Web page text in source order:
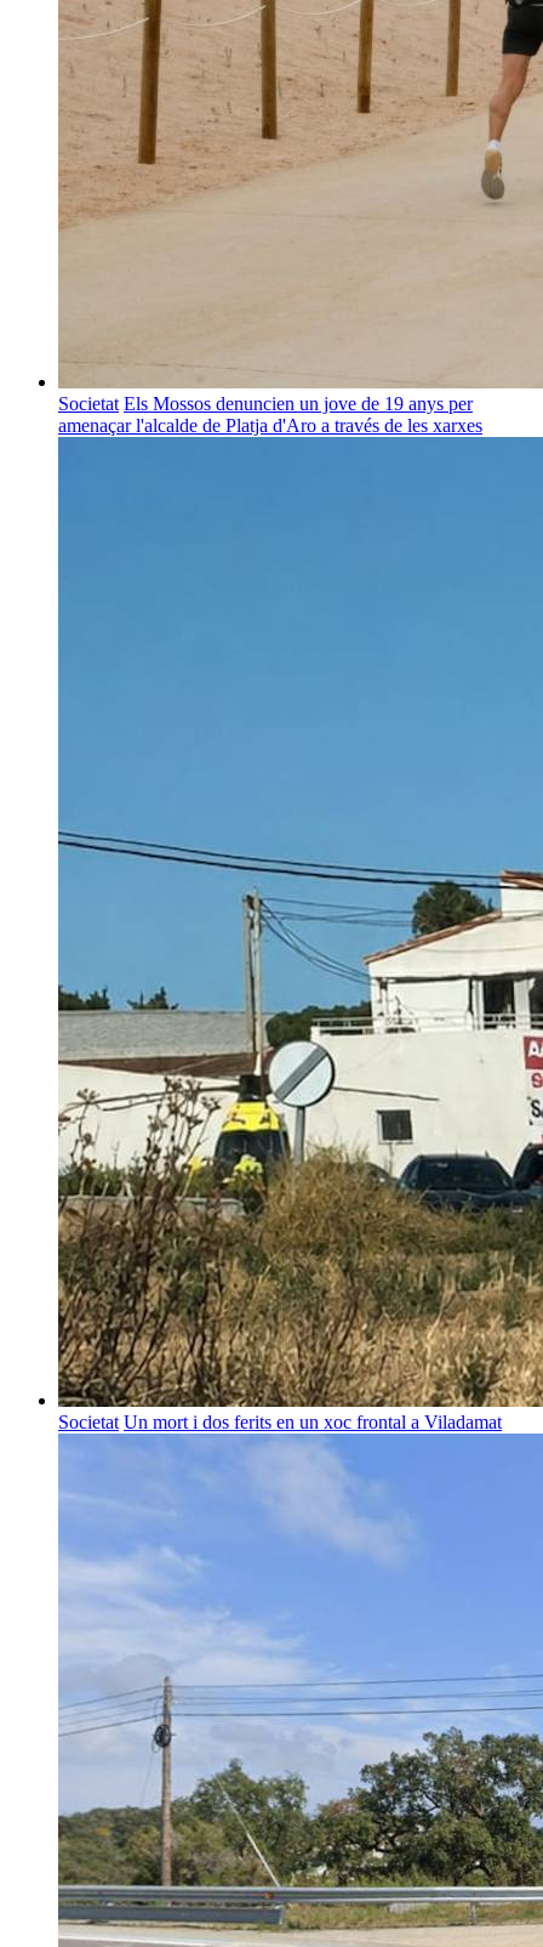
Societat Els Mossos denuncien un jove de 19 anys per
amenaçar l'alcalde de Platja d'Aro a través de les xarxes
Societat Un mort i dos ferits en un xoc frontal a Viladamat